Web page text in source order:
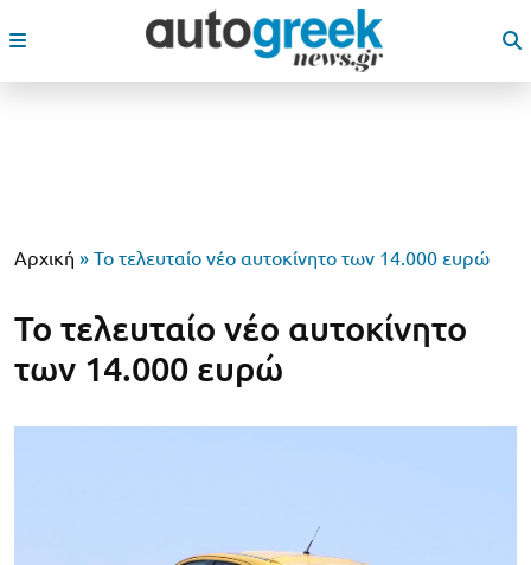
Αρχική » Το τελευταίο νέο αυτοκίνητο των 14.000 ευρώ
Το τελευταίο νέο αυτοκίνητο
των 14.000 ευρώ